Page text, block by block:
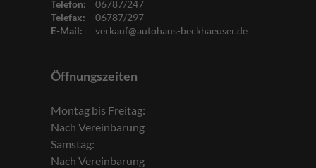
Telefon:
06787/247
Telefax:
06787/297
E-Mail:
verkauf@autohaus-beckhaeuser.de
Öffnungszeiten
Montag bis Freitag:
Nach Vereinbarung
Samstag:
Nach Vereinbarung